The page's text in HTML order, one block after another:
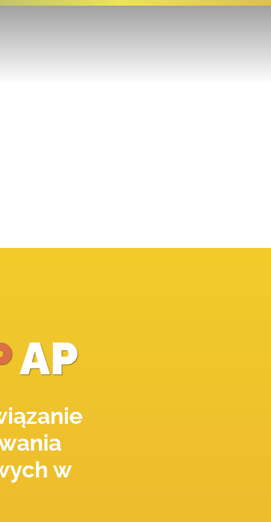
AP
w